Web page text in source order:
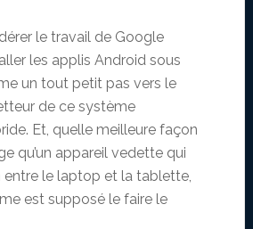
le travail de Google
les applis Android sous
un tout petit pas vers le
de ce système
Et, quelle meilleure façon
qu’un appareil vedette qui
entre le laptop et la tablette,
est supposé le faire le